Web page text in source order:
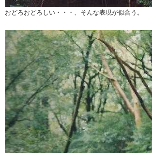
おどろおどろしい・・・、そんな表現が似合う。